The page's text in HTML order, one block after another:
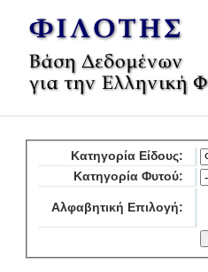
Κατηγορία Είδους:
Κατηγορία Φυτού:
Αλφαβητική Επιλογή: